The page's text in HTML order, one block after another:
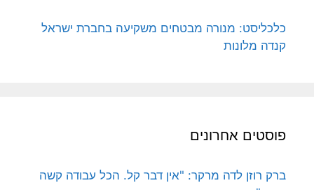
כלכליסט: מנורה מבטחים משקיעה בחברת ישראל
קנדה מלונות
פוסטים אחרונים
ברק רוזן לדה מרקר: "אין דבר קל. הכל עבודה קשה